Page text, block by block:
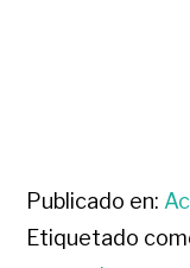
Publicado en:
Etiquetado